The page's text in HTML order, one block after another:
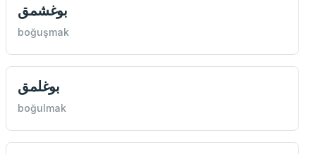
بوغشمق
boğuşmak
بوغلمق
boğulmak